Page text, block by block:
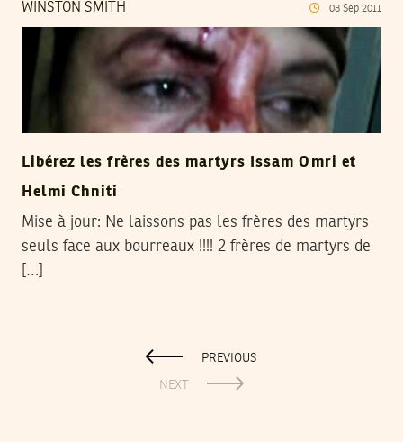
WINSTON SMITH 08 Sep 2011
Libérez les frères des martyrs Issam Omri et
Helmi Chniti
Mise à jour: Ne laissons pas les frères des martyrs
seuls face aux bourreaux !!!! 2 frères de martyrs de
[…]
PREVIOUS
NEXT